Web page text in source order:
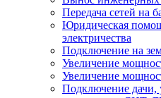
Передача сетей на
Юридическая
электричества
Подключение на
Увеличение
Увеличение
Подключение дачи,